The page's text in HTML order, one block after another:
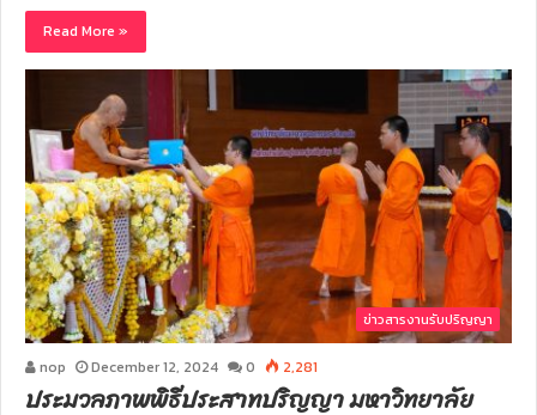
Read More »
ข่าวสารงานรับปริญญา
nop December 12, 2024 0 2,281
ประมวลภาพพิธีประสาทปริญญา มหาวิทยาลัย